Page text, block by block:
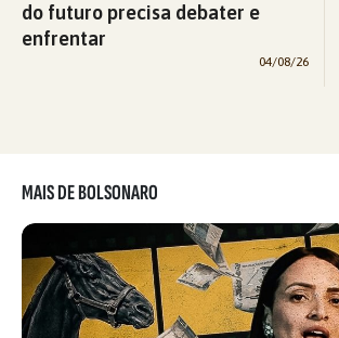
do futuro precisa debater e
enfrentar
04/08/26
MAIS DE BOLSONARO